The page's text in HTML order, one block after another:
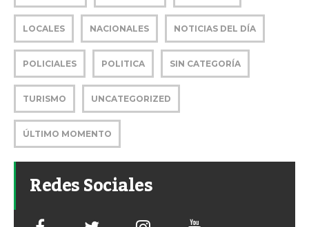
LOCALES NACIONALES NOTICIAS DEL DÍA
POLICIALES POLITICA SIN CATEGORÍA
TURISMO UNCATEGORIZED
ÚLTIMO MOMENTO
Redes Sociales